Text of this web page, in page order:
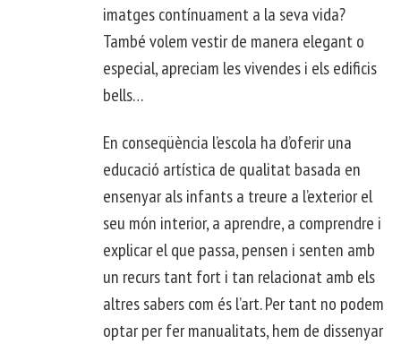
imatges contínuament a la seva vida?
També volem vestir de manera elegant o
especial, apreciam les vivendes i els edificis
bells…
En conseqüència l’escola ha d’oferir una
educació artística de qualitat basada en
ensenyar als infants a treure a l’exterior el
seu món interior, a aprendre, a comprendre i
explicar el que passa, pensen i senten amb
un recurs tant fort i tan relacionat amb els
altres sabers com és l’art. Per tant no podem
optar per fer manualitats, hem de dissenyar